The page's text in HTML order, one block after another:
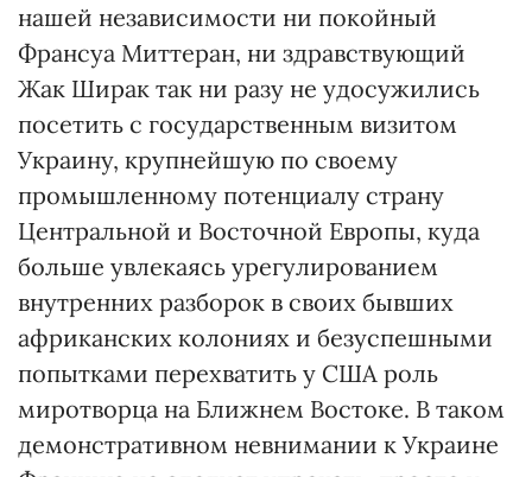
нашей независимости ни покойный
Франсуа Миттеран, ни здравствующий
Жак Ширак так ни разу не удосужились
посетить с государственным визитом
Украину, крупнейшую по своему
промышленному потенциалу страну
Центральной и Восточной Европы, куда
больше увлекаясь урегулированием
внутренних разборок в своих бывших
африканских колониях и безуспешными
попытками перехватить у США роль
миротворца на Ближнем Востоке. В таком
демонстративном невнимании к Украине